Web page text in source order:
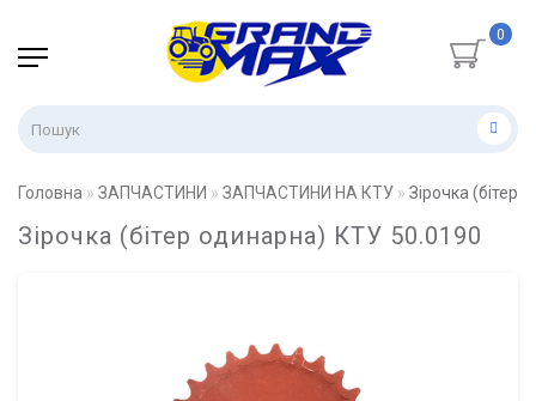
0
Головна ЗАПЧАСТИНИ ЗАПЧАСТИНИ НА КТУ Зірочка (бітер
Зірочка (бітер одинарна) КТУ 50.0190